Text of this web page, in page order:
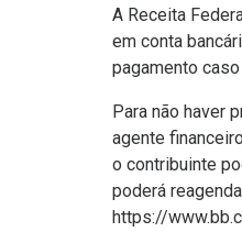
A Receita
em conta
pagamento
Para não haver
agente
o contribuinte
poderá
https://